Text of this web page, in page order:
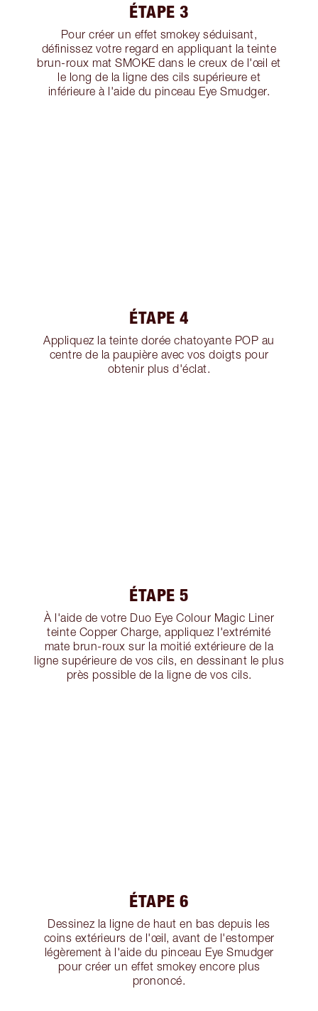
ÉTAPE 3
Pour créer un effet smokey séduisant,
définissez votre regard en appliquant la teinte
brun-roux mat SMOKE dans le creux de l'œil et
le long de la ligne des cils supérieure et
inférieure à l'aide du pinceau Eye Smudger.
ÉTAPE 4
Appliquez la teinte dorée chatoyante POP au
centre de la paupière avec vos doigts pour
obtenir plus d'éclat.
ÉTAPE 5
À l'aide de votre Duo Eye Colour Magic Liner
teinte Copper Charge, appliquez l'extrémité
mate brun-roux sur la moitié extérieure de la
ligne supérieure de vos cils, en dessinant le plus
près possible de la ligne de vos cils.
ÉTAPE 6
Dessinez la ligne de haut en bas depuis les
coins extérieurs de l'œil, avant de l'estomper
légèrement à l'aide du pinceau Eye Smudger
pour créer un effet smokey encore plus
prononcé.